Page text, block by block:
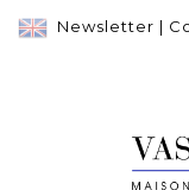
Newsletter |